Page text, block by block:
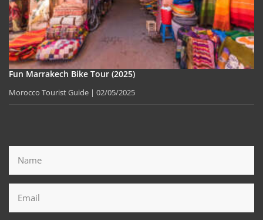
Fun Marrakech Bike Tour (2025)
Morocco Tourist Guide 02/05/2025